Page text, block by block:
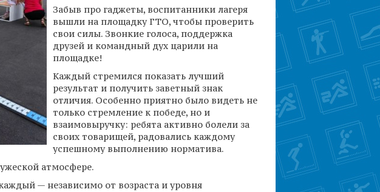
Забыв про гаджеты, воспитанники лагеря
вышли на площадку ГТО, чтобы проверить
свои силы. Звонкие голоса, поддержка
друзей и командный дух царили на
площадке!
Каждый стремился показать лучший
результат и получить заветный знак
отличия. Особенно приятно было видеть не
только стремление к победе, но и
взаимовыручку: ребята активно болели за
своих товарищей, радовались каждому
успешному выполнению норматива.
атмосфере.
— независимо от возраста и уровня